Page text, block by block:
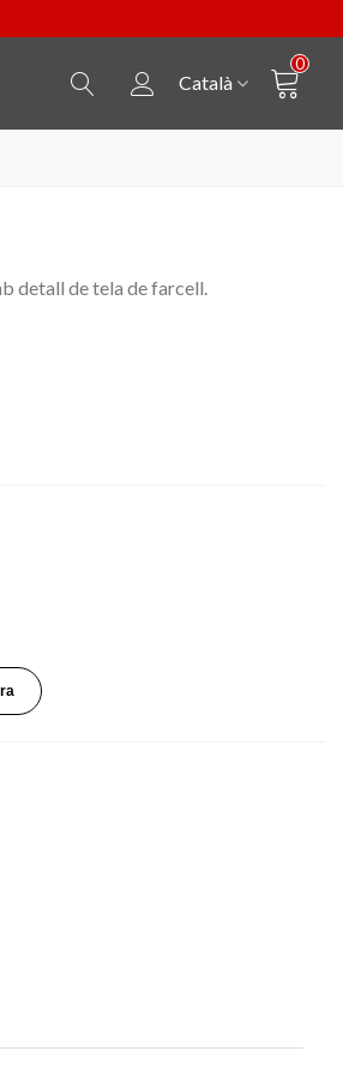
Català
0
detall de tela de farcell.